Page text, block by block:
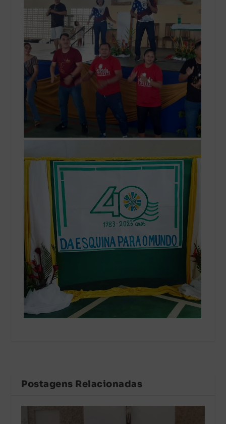
Postagens Relacionadas